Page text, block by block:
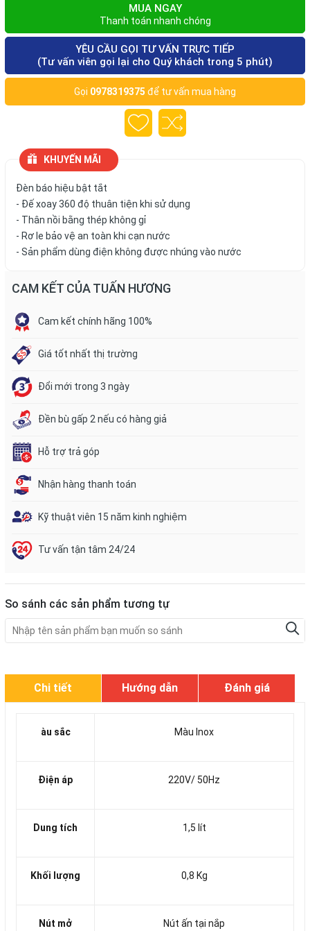
MUA NGAY
Thanh toán nhanh chóng
YÊU CẦU GỌI TƯ VẤN TRỰC TIẾP
(Tư vấn viên gọi lại cho Quý khách trong 5 phút)
Gọi 0978319375 để tư vấn mua hàng
KHUYẾN MÃI
Đèn báo hiệu bật tắt
- Đế xoay 360 độ thuân tiện khi sử dụng
- Thân nồi bằng thép không gỉ
- Rơ le bảo vệ an toàn khi cạn nước
- Sản phẩm dùng điện không được nhúng vào nước
CAM KẾT CỦA TUẤN HƯƠNG
Cam kết chính hãng 100%
Giá tốt nhất thị trường
Đổi mới trong 3 ngày
Đền bù gấp 2 nếu có hàng giả
Hỗ trợ trả góp
Nhận hàng thanh toán
Kỹ thuật viên 15 năm kinh nghiệm
Tư vấn tận tâm 24/24
So sánh các sản phẩm tương tự
Chi tiết Hướng dẫn Đánh giá
àu sắc Màu Inox
Điện áp 220V/ 50Hz
Dung tích 1,5 lít
Khối lượng 0,8 Kg
Nút mở Nút ấn tại nắp